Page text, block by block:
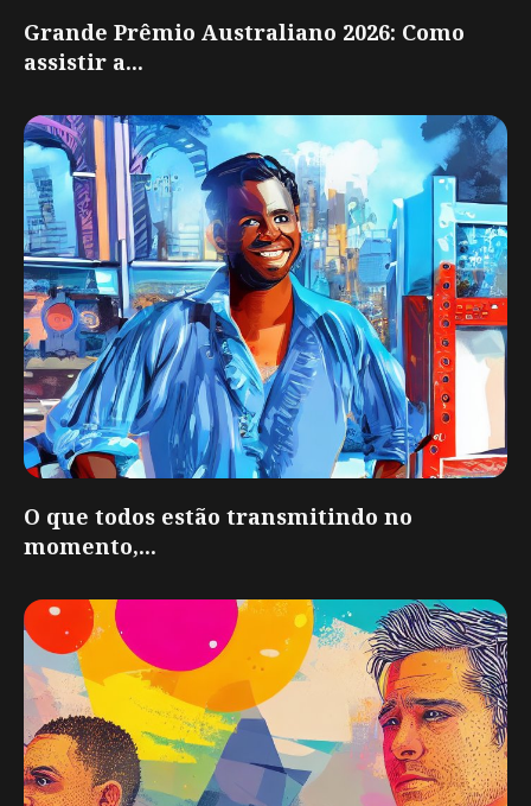
Grande Prêmio Australiano 2026: Como
assistir a...
O que todos estão transmitindo no
momento,...